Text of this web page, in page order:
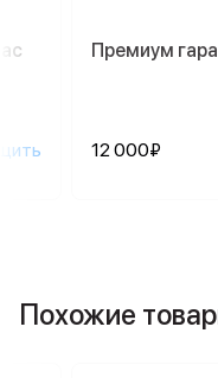
Премиум
12 000₽
Похожие